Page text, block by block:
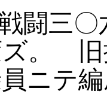
闘三
。 旧
ニテ